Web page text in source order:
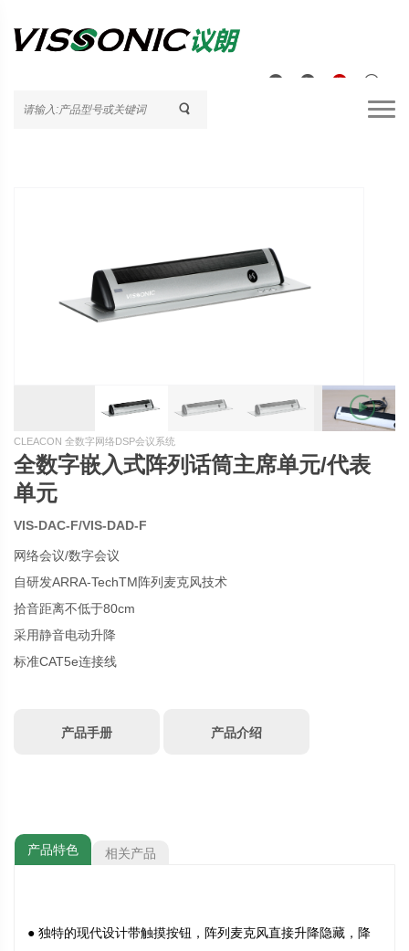
CLEACON 全数字网络DSP会议系统
全数字嵌入式阵列话筒主席单元/代表
单元
VIS-DAC-F/VIS-DAD-F
网络会议/数字会议
自研发ARRA-TechTM阵列麦克风技术
拾音距离不低于80cm
采用静音电动升降
标准CAT5e连接线
产品手册 产品介绍
产品特色 相关产品
● 独特的现代设计带触摸按钮，阵列麦克风直接升降隐藏，降